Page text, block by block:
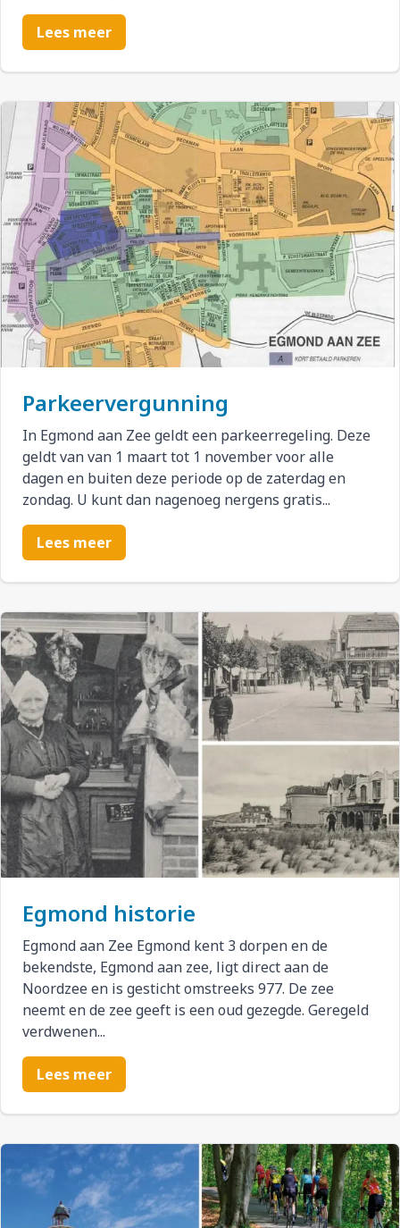
Lees meer
Parkeervergunning
In Egmond aan Zee geldt een parkeerregeling. Deze
geldt van van 1 maart tot 1 november voor alle
dagen en buiten deze periode op de zaterdag en
zondag. U kunt dan nagenoeg nergens gratis...
Lees meer
Egmond historie
Egmond aan Zee Egmond kent 3 dorpen en de
bekendste, Egmond aan zee, ligt direct aan de
Noordzee en is gesticht omstreeks 977. De zee
neemt en de zee geeft is een oud gezegde. Geregeld
verdwenen...
Lees meer